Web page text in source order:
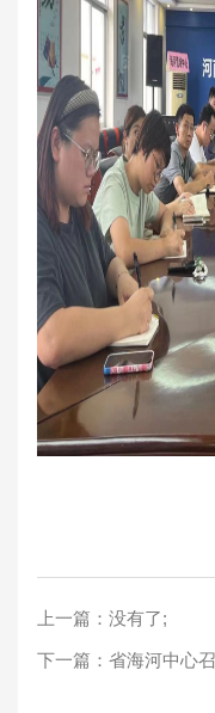
上一篇：没有了;
下一篇： 省海河中心